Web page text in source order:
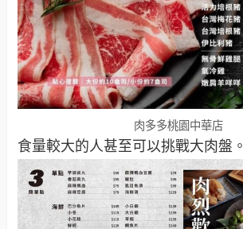
肉多多桃園中華店
食量較大的人甚至可以挑戰大肉盤。